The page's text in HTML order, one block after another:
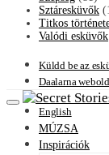
Sztáresküvők
Titkos
Valódi esküvők
Küldd be az
Daalarna
English
MÚZSA
Inspirációk